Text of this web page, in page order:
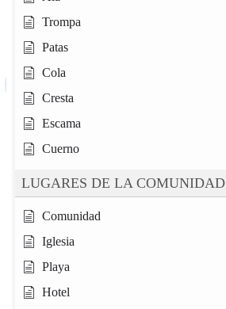
Trompa
Patas
Cola
Cresta
Escama
Cuerno
LUGARES DE LA COMUNIDAD
Comunidad
Iglesia
Playa
Hotel